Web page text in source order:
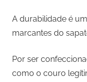
A durabilidade é
marcantes do
Por ser
como o couro